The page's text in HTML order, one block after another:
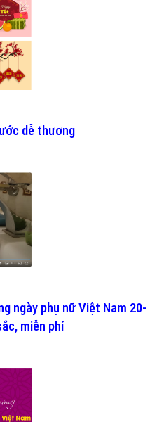
dễ thương
ngày phụ nữ Việt Nam 20-
miễn phí